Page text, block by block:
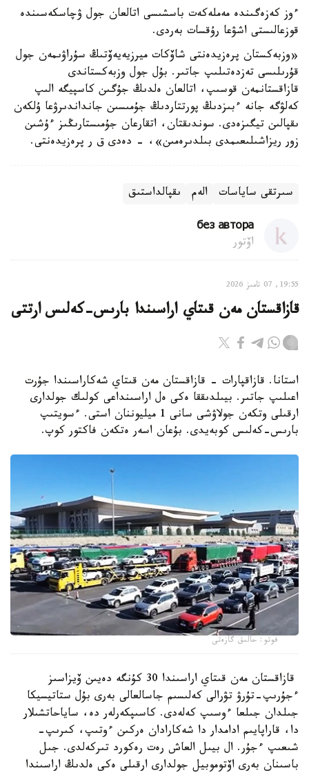
ءوز كەزەگىندە مەملەكەت باسشىسى اتالعان جول ۋچاسكەسىندە
قوزعالىستى اشۋعا رۇقسات بەردى.
«وزبەكستان پرەزيدەنتى شاۆكات ميرزيەيەۆتىڭ سۇراۋىمەن جول
قۇرىلىسى تەزدەتىلىپ جاتىر. بۇل جول وزبەكستاندى
قازاقستانمەن قوسىپ، اتالعان ەلدىڭ جۇگىن كاسپيگە الىپ
كەلۋگە جانە ءبىزدىڭ پورتتاردىڭ جۇمىسىن جانداندىرۋعا ۇلكەن
ىقپالىن تيگىزەدى. سوندىقتان، اتقارعان جۇمىستارىڭىز ءۇشىن
زور ريزاشىلىعىمدى بىلدىرەمىن»، - دەدى ق ر پرەزيدەنتى.
سىرتقى ساياسات الەم ىقپالداستىق
без автора
اۆتور
19:55, 07 تامىز 2026
قازاقستان مەن قىتاي اراسىندا بارىس-كەلىس ارتتى
استانا. قازاقپارات - قازاقستان مەن قىتاي شەكاراسىندا جۇرت
اعىلىپ جاتىر. بيىلدىققا ەكى ەل اراسىنداعى كولىك جولدارى
ارقىلى وتكەن جولاۋشى سانى 1 ميليوننان استى. ءسويتىپ
بارىس-كەلىس كوبەيدى. بۇعان اسەر ەتكەن فاكتور كوپ.
فوتو: حالىق گازەتى
قازاقستان مەن قىتاي اراسىندا 30 كۇنگە دەيىن ۆيزاسىز
ءجۇرىپ-تۇرۋ تۋرالى كەلىسىم جاسالعالى بەرى بۇل ستاتيسيكا
جىلدان جىلعا ءوسىپ كەلەدى. كاسىپكەرلەر دە، ساياحاتشىلار
دا، قاراپايىم ادامدار دا شەكارادان ەركىن ءوتىپ، كىرىپ-
شىعىپ ءجۇر. ال بيىل العاش رەت رەكورد تىركەلدى. جىل
باسىنان بەرى اۆتوموبيل جولدارى ارقىلى ەكى ەلدىڭ اراسىندا